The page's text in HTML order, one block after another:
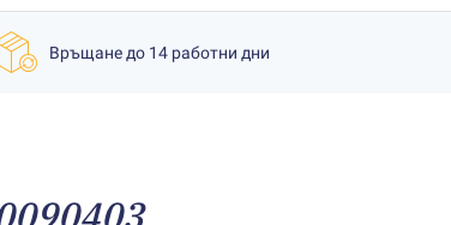
Връщане до 14 работни дни